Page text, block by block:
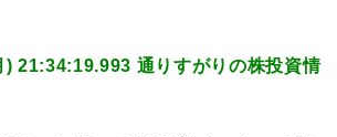
21:34:19.993 通りすがりの株投資情